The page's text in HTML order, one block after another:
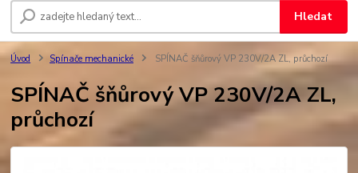
Hledat
Úvod Spínače mechanické SPÍNAČ šňůrový VP 230V/2A ZL, průchozí
SPÍNAČ šňůrový VP 230V/2A ZL,
průchozí